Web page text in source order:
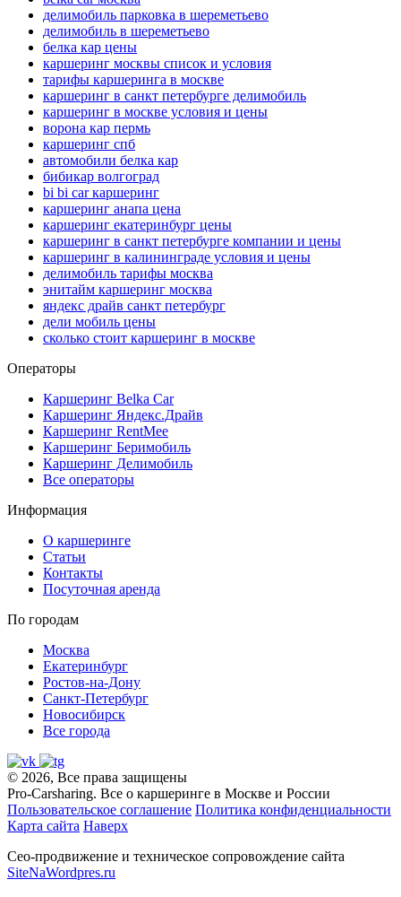
делимобиль парковка в шереметьево
делимобиль в шереметьево
белка кар цены
каршеринг москвы список и условия
тарифы каршеринга в москве
каршеринг в санкт петербурге делимобиль
каршеринг в москве условия и цены
ворона кар пермь
каршеринг спб
автомобили белка кар
бибикар волгоград
bi bi car каршеринг
каршеринг анапа цена
каршеринг екатеринбург цены
каршеринг в санкт петербурге компании и цены
каршеринг в калининграде условия и цены
делимобиль тарифы москва
энитайм каршеринг москва
яндекс драйв санкт петербург
дели мобиль цены
сколько стоит каршеринг в москве
Операторы
Каршеринг Belka Car
Каршеринг Яндекс.Драйв
Каршеринг RentMee
Каршеринг Беримобиль
Каршеринг Делимобиль
Все операторы
Информация
О каршеринге
Статьи
Контакты
Посуточная аренда
По городам
Москва
Екатеринбург
Ростов-на-Дону
Санкт-Петербург
Новосибирск
Все города
© 2026, Все права защищены
Pro-Carsharing. Все о каршеринге в Москве и России
Пользовательское соглашение Политика конфиденциальности
Карта сайта Наверх
Сео-продвижение и техническое сопровождение сайта
SiteNaWordpres.ru